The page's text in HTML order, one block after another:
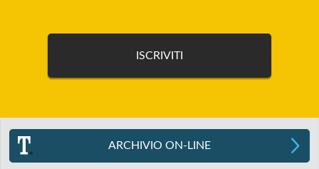
ARCHIVIO ON-LINE